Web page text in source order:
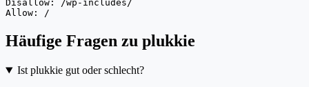
Disallow: /wp-includes/
Allow: /
Häufige Fragen zu plukkie
Ist plukkie gut oder schlecht?